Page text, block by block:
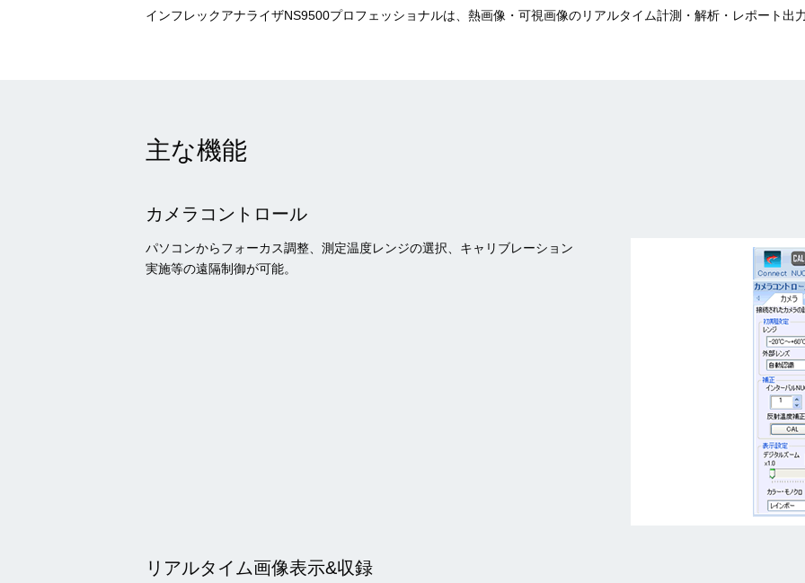
インフレックアナライザNS9500プロフェッショナルは、熱画像・可視画像のリアルタイム計測・解析・レポート出
主な機能
カメラコントロール
パソコンからフォーカス調整、測定温度レンジの選択、キャリブレーション
実施等の遠隔制御が可能。
リアルタイム画像表示&収録